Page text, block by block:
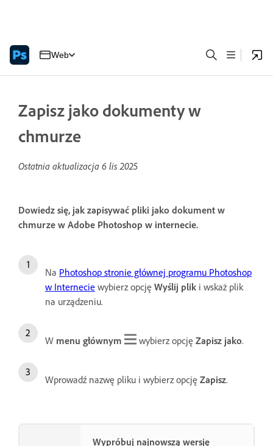
Web
Zapisz jako dokumenty w
chmurze
Ostatnia aktualizacja 6 lis 2025
Dowiedz się, jak zapisywać pliki jako dokument w
chmurze w Adobe Photoshop w internecie.
Na Photoshop stronie głównej programu Photoshop
w Internecie wybierz opcję Wyślij plik i wskaż plik
na urządzeniu.
W menu głównym wybierz opcję Zapisz jako.
Wprowadź nazwę pliku i wybierz opcję Zapisz.
Wypróbuj najnowszą wersję